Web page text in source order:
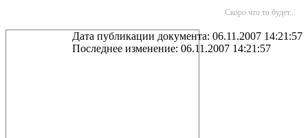
Скоро что то будет...
Дата публикации документа: 06.11.2007 14:21:57
Последнее изменение: 06.11.2007 14:21:57